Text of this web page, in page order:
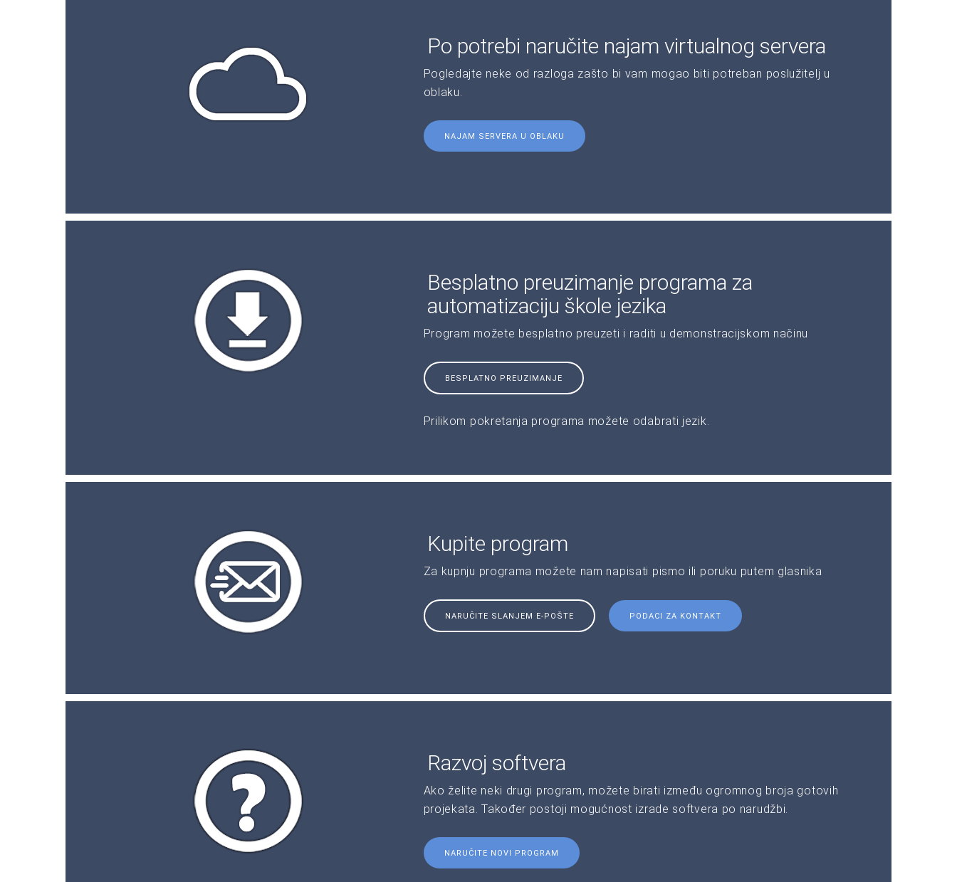
Po potrebi naručite najam virtualnog servera
Pogledajte neke od razloga zašto bi vam mogao biti potreban poslužitelj u
oblaku.
NAJAM SERVERA U OBLAKU
Besplatno preuzimanje programa za
automatizaciju škole jezika
Program možete besplatno preuzeti i raditi u demonstracijskom načinu
BESPLATNO PREUZIMANJE
Prilikom pokretanja programa možete odabrati jezik.
Kupite program
Za kupnju programa možete nam napisati pismo ili poruku putem glasnika
NARUČITE SLANJEM E-POŠTE PODACI ZA KONTAKT
Razvoj softvera
Ako želite neki drugi program, možete birati između ogromnog broja gotovih
projekata. Također postoji mogućnost izrade softvera po narudžbi.
NARUČITE NOVI PROGRAM